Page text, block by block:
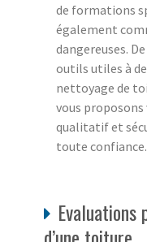
de formations
également
dangereuses.
outils utiles à
nettoyage de
vous
qualitatif et
toute confiance.
Evaluations